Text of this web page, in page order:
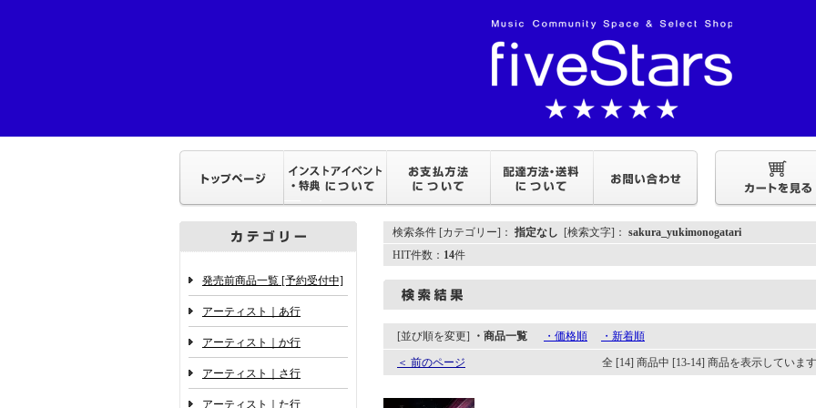
発売前商品一覧 [予約受付中]
アーティスト｜あ行
アーティスト｜か行
アーティスト｜さ行
アーティスト｜た行
検索条件 [カテゴリー]： 指定なし [検索文字]： sakura_yukimonogatari
HIT件数： 14件
[並び順を変更] ・商品一覧 ・価格順 ・新着順
＜ 前のページ 全 [14] 商品中 [13-14] 商品を表示していま